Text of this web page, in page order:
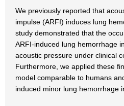
We previously reported that
impulse (ARFI) induces lung
study demonstrated that the
ARFI-induced lung hemorrhage
acoustic pressure under clinical
Furthermore, we applied these
model comparable to humans
induced minor lung hemorrhage